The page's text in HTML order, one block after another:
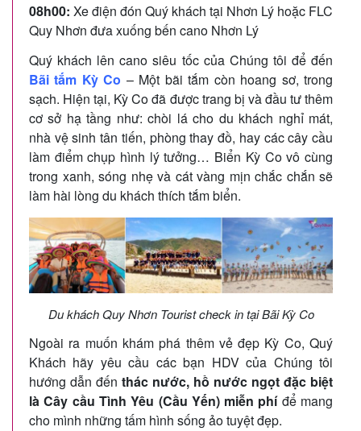
08h00: Xe điện đón Quý khách tại Nhơn Lý hoặc FLC
Quy Nhơn đưa xuống bến cano Nhơn Lý
Quý khách lên cano siêu tốc của Chúng tôi để đến
Bãi tắm Kỳ Co – Một bãi tắm còn hoang sơ, trong
sạch. Hiện tại, Kỳ Co đã được trang bị và đầu tư thêm
cơ sở hạ tầng như: chòi lá cho du khách nghỉ mát,
nhà vệ sinh tân tiến, phòng thay đồ, hay các cây cầu
làm điểm chụp hình lý tưởng… Biển Kỳ Co vô cùng
trong xanh, sóng nhẹ và cát vàng mịn chắc chắn sẽ
làm hài lòng du khách thích tắm biển.
Du khách Quy Nhơn Tourist check in tại Bãi Kỳ Co
Ngoài ra muốn khám phá thêm vẻ đẹp Kỳ Co, Quý
Khách hãy yêu cầu các bạn HDV của Chúng tôi
hướng dẫn đến thác nước, hồ nước ngọt đặc biệt
là Cây cầu Tình Yêu (Cầu Yến) miễn phíđể mang
cho mình những tấm hình sống ảo tuyệt đẹp.